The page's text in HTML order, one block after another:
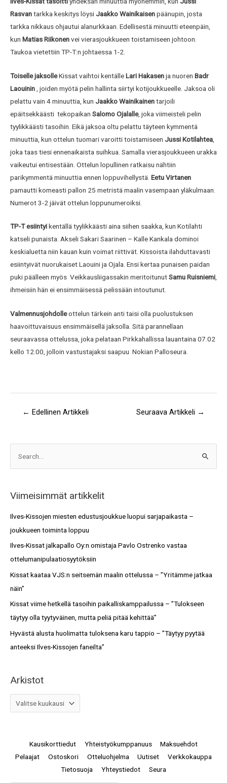
Rasvantarkka keskitys löysiJaakko Wainikaisenpäänupin, josta
tarkka nikkaus ohjautui alanurkkaan. Edellisestä minuutti eteenpäin,
kun Matias Riikonenvei vierasjoukkueen toistamiseen johtoon.
Taukoa vietettiin TP-T:n johtaessa 1-2.
Toiselle jaksolleKissat vaihtoi kentälleLari Hakasenja nuoren Badr
Laouinin , joiden myötä pelin hallinta siirtyi kotijoukkueelle. Jaksoa oli
pelattu vain 4 minuuttia, kun Jaakko Wainikainentarjoili
epäitsekkäästi tekopaikan Salomo Ojalalle, joka viimeisteli pelin
tyylikkäästi tasoihin. Eikä jaksoa oltu pelattu täyteen kymmentä
minuuttia, kun ottelun tuomari varoitti toistamiseen Jussi Kotilahtea
joka taas tiesi ennenaikaista suihkua. Samalla vierasjoukkueen urakka
vaikeutui entisestään. Ottelun lopullinen ratkaisu nähtiin
parikymmentä minuuttia ennen loppuvihellystä. Eetu Virtanen
pamautti komeasti pallon 25 metristä maalin vasempaan yläkulmaan.
Numerot 3-2 jäivät ottelun loppunumeroiksi.
TP-T esiintyikentällä tyylikkäästi aina siihen saakka, kun Kotilahti
katseli punaista. Akseli Sakari Saarinen – Kalle Kankala dominoi
keskialuetta niin kauan kuin voimat riittivät. Kissoista ilahduttavasti
esiintyivät nuorukaiset Laouini ja Ojala. Ensi kertaa punaisen paidan
puki päälleen myös Veikkausliigassakin meritoitunutSamu Ruisniemi,
ihmeisiin hän ei ensimmäisessä pelissään intoutunut.
Valmennusjohdolleottelun tärkein anti taisi olla puolustuksen
haavoittuvaisuus ensimmäisellä jaksolla. Sitä parannellaan
seuraavassa ottelussa, joka pelataan Pirkkahallissa lauantaina 07.02
kello 12.00, jolloin vastustajaksi saapuu Nokian Palloseura.
← Edellinen Artikkeli Seuraava Artikkeli →
r
c
h
f
Viimeisimmät artikkelit
Ilves-Kissojen miesten edustusjoukkue luopui sarjapaikasta –
joukkueen toiminta loppuu
Ilves-Kissat jalkapallo Oy:n omistaja Pavlo Ostrenko vastaa
ottelumanipulaatiosyytöksiin
Kissat kaataa VJS:n seitsemän maalin ottelussa – ”Yritämme jatkaa
näin”
Kissat viime hetkellä tasoihin paikalliskamppailussa – ”Tulokseen
täytyy olla tyytyväinen, mutta peliä pitää kehittää”
Hyvästä alusta huolimatta tuloksena karu tappio – ”Täytyy pyytää
anteeksi Ilves-Kissojen faneilta”
Arkistot
i
t
o
t
Kausikorttiedut Yhteistyökumppanuus
Maksuehdot
Pelaajat
Ostoskori Otteluohjelma Uutiset
Verkkokauppa
Tietosuoja
Yhteystiedot Seura